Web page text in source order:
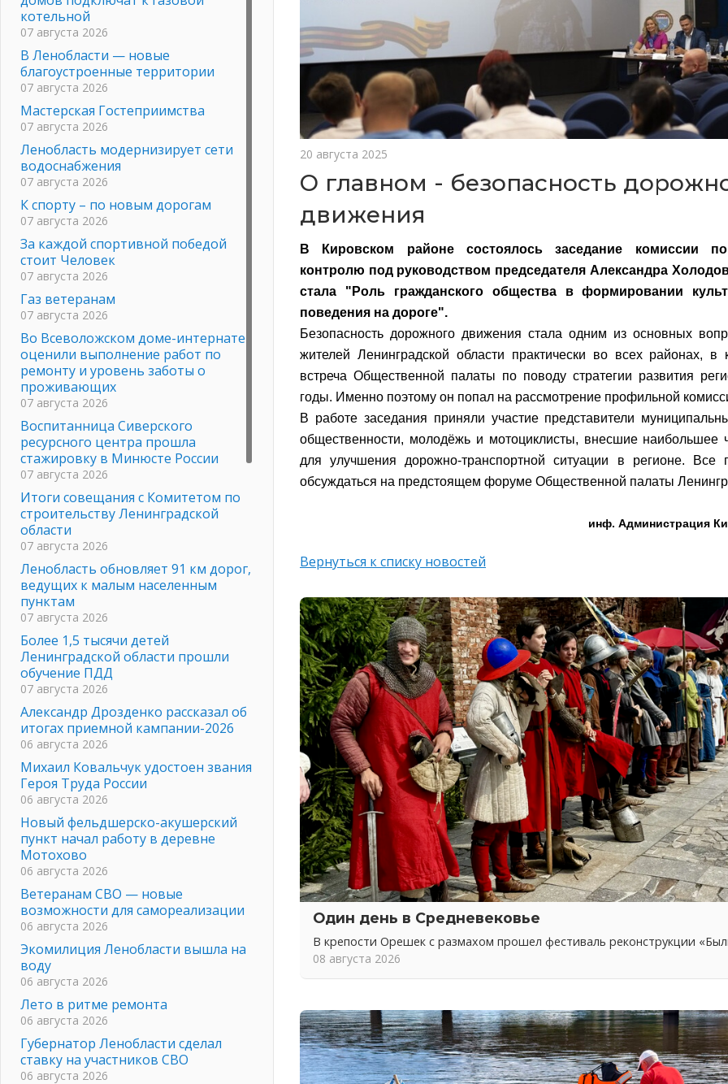
20 августа 2025
О главном - безопасность
движения
В Кировском районе состоялось заседание комиссии
контролю под руководством председателя Александра
стала "Роль гражданского общества в формировании
поведения на дороге".
Безопасность дорожного движения стала одним из основных
жителей Ленинградской области практически во всех районах, в
встреча Общественной палаты по поводу стратегии развития
годы. Именно поэтому он попал на рассмотрение профильной
В работе заседания приняли участие представители
общественности, молодёжь и мотоциклисты, внесшие наибольшее
для улучшения дорожно-транспортной ситуации в регионе. Все
обсуждаться на предстоящем форуме Общественной палаты
инф. Администрация
Вернуться к списку новостей
Один день в Средневековье
В крепости Орешек с размахом прошел фестиваль реконструкции
08 августа 2026
котельной
07 августа 2026
В Ленобласти — новые
благоустроенные территории
07 августа 2026
Мастерская Гостеприимства
07 августа 2026
Ленобласть модернизирует сети
водоснабжения
07 августа 2026
К спорту – по новым дорогам
07 августа 2026
За каждой спортивной победой
стоит Человек
07 августа 2026
Газ ветеранам
07 августа 2026
Во Всеволожском доме-интернате
оценили выполнение работ по
ремонту и уровень заботы о
проживающих
07 августа 2026
Воспитанница Сиверского
ресурсного центра прошла
стажировку в Минюсте России
07 августа 2026
Итоги совещания с Комитетом по
строительству Ленинградской
области
07 августа 2026
Ленобласть обновляет 91 км дорог,
ведущих к малым населенным
пунктам
07 августа 2026
Более 1,5 тысячи детей
Ленинградской области прошли
обучение ПДД
07 августа 2026
Александр Дрозденко рассказал об
итогах приемной кампании-2026
06 августа 2026
Михаил Ковальчук удостоен звания
Героя Труда России
06 августа 2026
Новый фельдшерско-акушерский
пункт начал работу в деревне
Мотохово
06 августа 2026
Ветеранам СВО — новые
возможности для самореализации
06 августа 2026
Экомилиция Ленобласти вышла на
воду
06 августа 2026
Лето в ритме ремонта
06 августа 2026
Губернатор Ленобласти сделал
ставку на участников СВО
06 августа 2026